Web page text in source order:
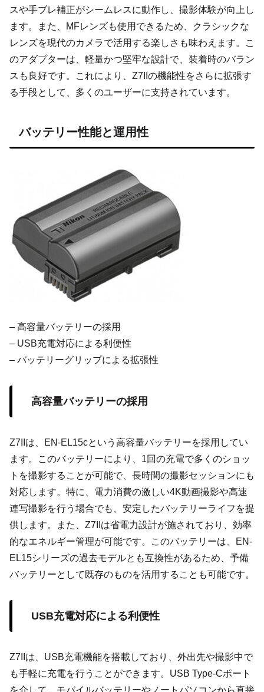
スや手ブレ補正がシームレスに動作し、撮影体験が向上し
ます。また、MFレンズも使用できるため、クラシックな
レンズを現代のカメラで活用する楽しさも味わえます。こ
のアダプターは、軽量かつ堅牢な設計で、装着時のバラン
スも良好です。これにより、Z7IIの機能性をさらに拡張す
る手段として、多くのユーザーに支持されています。
バッテリー性能と運用性
– 高容量バッテリーの採用
– USB充電対応による利便性
– バッテリーグリップによる拡張性
高容量バッテリーの採用
Z7IIは、EN-EL15cという高容量バッテリーを採用してい
ます。このバッテリーにより、1回の充電で多くのショッ
トを撮影することが可能で、長時間の撮影セッションにも
対応します。特に、電力消費の激しい4K動画撮影や高速
連写撮影を行う場合でも、安定したバッテリーライフを提
供します。また、Z7IIは省電力設計が施されており、効率
的なエネルギー管理が可能です。このバッテリーは、EN-
EL15シリーズの過去モデルとも互換性があるため、予備
バッテリーとして既存のものを活用することも可能です。
USB充電対応による利便性
Z7IIは、USB充電機能を搭載しており、外出先や撮影中で
も手軽に充電を行うことができます。USB Type-Cポート